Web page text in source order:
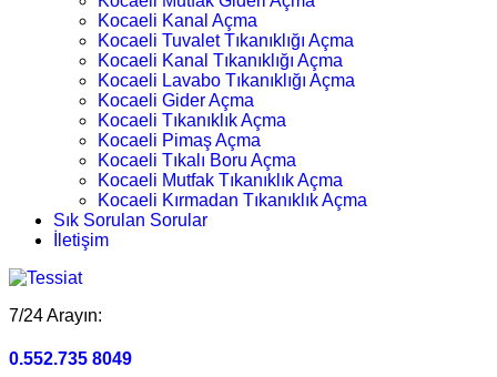
Kocaeli Kanal Açma
Kocaeli Tuvalet Tıkanıklığı Açma
Kocaeli Kanal Tıkanıklığı Açma
Kocaeli Lavabo Tıkanıklığı Açma
Kocaeli Gider Açma
Kocaeli Tıkanıklık Açma
Kocaeli Pimaş Açma
Kocaeli Tıkalı Boru Açma
Kocaeli Mutfak Tıkanıklık Açma
Kocaeli Kırmadan Tıkanıklık Açma
Sık Sorulan Sorular
İletişim
7/24 Arayın:
0.552.735 8049